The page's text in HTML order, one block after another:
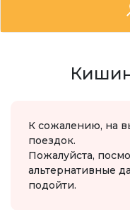
К сожалению, на
поездок.
Пожалуйста,
альтернативные
подойти.